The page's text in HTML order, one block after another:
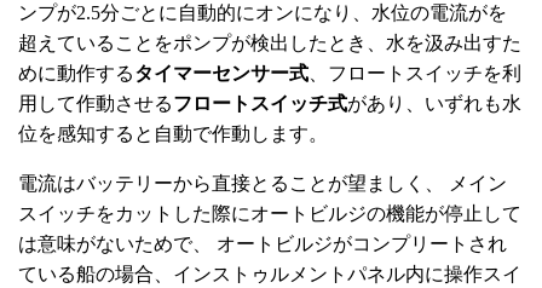
ンプが2.5分ごとに自動的にオンになり、水位の電流がを
超えていることをポンプが検出したとき、水を汲み出すた
めに動作するタイマーセンサー式 、フロートスイッチを利
用して作動させるフロートスイッチ式があり、いずれも水
位を感知すると自動で作動します。
電流はバッテリーから直接とることが望ましく、 メイン
スイッチをカットした際にオートビルジの機能が停止して
は意味がないためで、 オートビルジがコンプリートされ
ている船の場合、インストゥルメントパネル内に操作スイ